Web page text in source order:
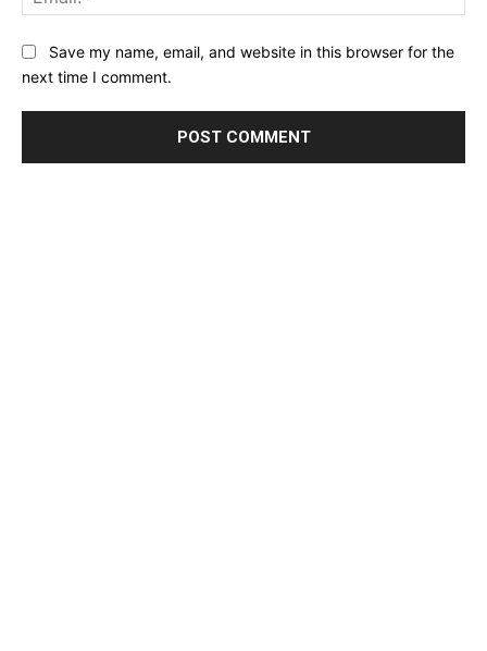
Website:Save my name, email, and website in this browser for the
next time I comment.